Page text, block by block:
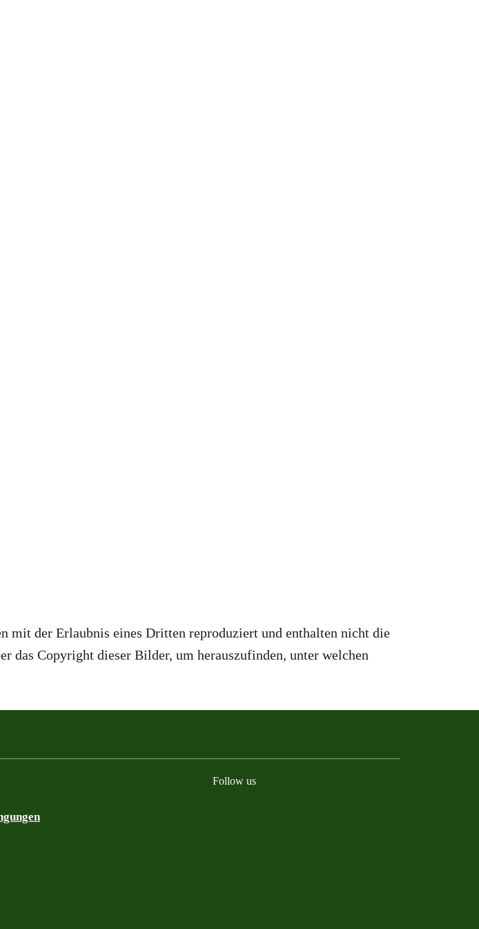
mit der Erlaubnis eines Dritten reproduziert und enthalten nicht die
das Copyright dieser Bilder, um herauszufinden, unter welchen
Follow us